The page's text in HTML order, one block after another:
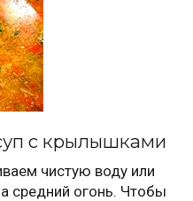
с крылышками
чистую воду или
средний огонь. Чтобы